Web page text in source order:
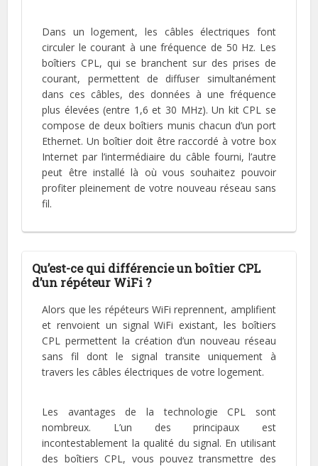
Dans un logement, les câbles électriques font
circuler le courant à une fréquence de 50 Hz. Les
boîtiers CPL, qui se branchent sur des prises de
courant, permettent de diffuser simultanément
dans ces câbles, des données à une fréquence
plus élevées (entre 1,6 et 30 MHz). Un kit CPL se
compose de deux boîtiers munis chacun d’un port
Ethernet. Un boîtier doit être raccordé à votre box
Internet par l’intermédiaire du câble fourni, l’autre
peut être installé là où vous souhaitez pouvoir
profiter pleinement de votre nouveau réseau sans
fil.
Qu’est-ce qui différencie un boîtier CPL
d’un répéteur WiFi ?
Alors que les répéteurs WiFi reprennent, amplifient
et renvoient un signal WiFi existant, les boîtiers
CPL permettent la création d’un nouveau réseau
sans fil dont le signal transite uniquement à
travers les câbles électriques de votre logement.
Les avantages de la technologie CPL sont
nombreux. L’un des principaux est
incontestablement la qualité du signal. En utilisant
des boîtiers CPL, vous pouvez transmettre des